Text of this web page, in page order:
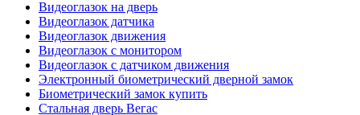
Видеоглазок на дверь
Видеоглазок датчика
Видеоглазок движения
Видеоглазок с монитором
Видеоглазок с датчиком движения
Электронный биометрический дверной замок
Биометрический замок купить
Стальная дверь Вегас